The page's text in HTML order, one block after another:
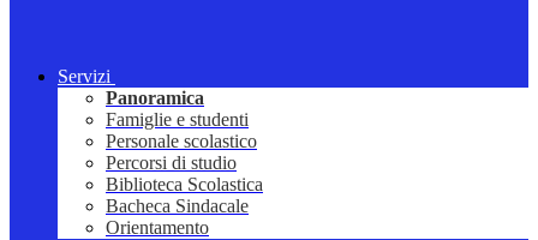
Servizi
Panoramica
Famiglie e studenti
Personale scolastico
Percorsi di studio
Biblioteca Scolastica
Bacheca Sindacale
Orientamento